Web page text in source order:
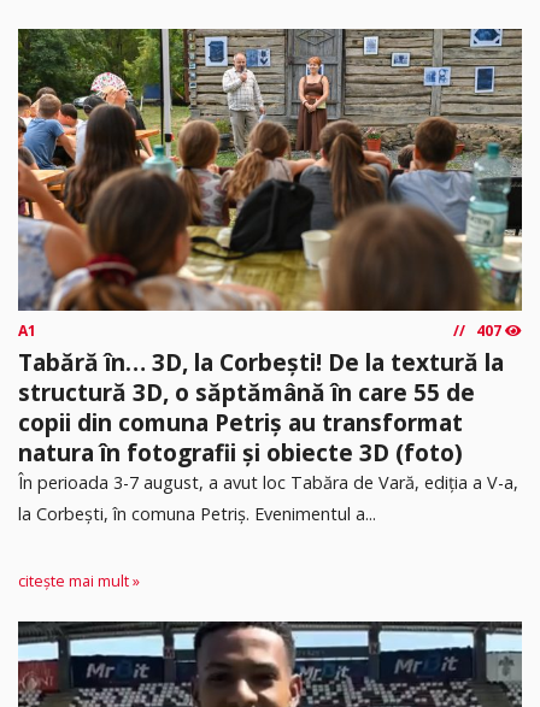
A1 407
Tabără în… 3D, la Corbești! De la textură la
structură 3D, o săptămână în care 55 de
copii din comuna Petriș au transformat
natura în fotografii și obiecte 3D (foto)
În perioada 3-7 august, a avut loc Tabăra de Vară, ediția a V-a,
la Corbești, în comuna Petriș. Evenimentul a...
citește mai mult »